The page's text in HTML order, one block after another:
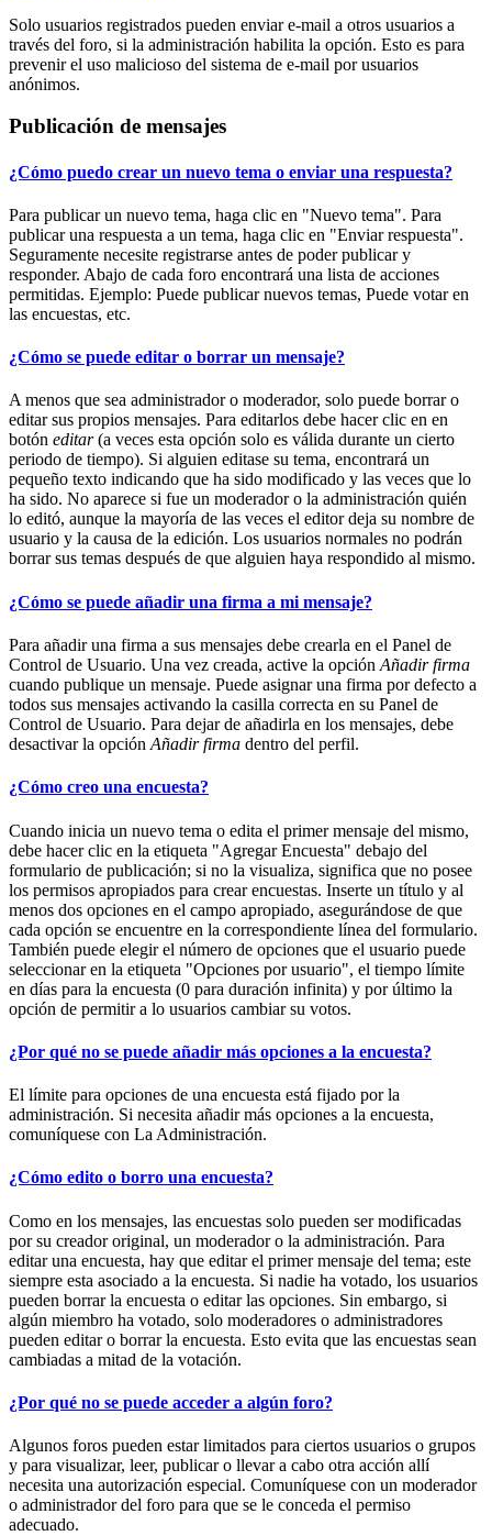
Solo usuarios registrados pueden enviar e-mail a otros usuarios a
través del foro, si la administración habilita la opción. Esto es para
prevenir el uso malicioso del sistema de e-mail por usuarios
anónimos.
Publicación de mensajes
¿Cómo puedo crear un nuevo tema o enviar una respuesta?
Para publicar un nuevo tema, haga clic en "Nuevo tema". Para
publicar una respuesta a un tema, haga clic en "Enviar respuesta".
Seguramente necesite registrarse antes de poder publicar y
responder. Abajo de cada foro encontrará una lista de acciones
permitidas. Ejemplo: Puede publicar nuevos temas, Puede votar en
las encuestas, etc.
¿Cómo se puede editar o borrar un mensaje?
A menos que sea administrador o moderador, solo puede borrar o
editar sus propios mensajes. Para editarlos debe hacer clic en en
botón editar(a veces esta opción solo es válida durante un cierto
periodo de tiempo). Si alguien editase su tema, encontrará un
pequeño texto indicando que ha sido modificado y las veces que lo
ha sido. No aparece si fue un moderador o la administración quién
lo editó, aunque la mayoría de las veces el editor deja su nombre de
usuario y la causa de la edición. Los usuarios normales no podrán
borrar sus temas después de que alguien haya respondido al mismo.
¿Cómo se puede añadir una firma a mi mensaje?
Para añadir una firma a sus mensajes debe crearla en el Panel de
Control de Usuario. Una vez creada, active la opción Añadir firma
cuando publique un mensaje. Puede asignar una firma por defecto a
todos sus mensajes activando la casilla correcta en su Panel de
Control de Usuario. Para dejar de añadirla en los mensajes, debe
desactivar la opción Añadir firma dentro del perfil.
¿Cómo creo una encuesta?
Cuando inicia un nuevo tema o edita el primer mensaje del mismo,
debe hacer clic en la etiqueta "Agregar Encuesta" debajo del
formulario de publicación; si no la visualiza, significa que no posee
los permisos apropiados para crear encuestas. Inserte un título y al
menos dos opciones en el campo apropiado, asegurándose de que
cada opción se encuentre en la correspondiente línea del formulario.
También puede elegir el número de opciones que el usuario puede
seleccionar en la etiqueta "Opciones por usuario", el tiempo límite
en días para la encuesta (0 para duración infinita) y por último la
opción de permitir a lo usuarios cambiar su votos.
¿Por qué no se puede añadir más opciones a la encuesta?
El límite para opciones de una encuesta está fijado por la
administración. Si necesita añadir más opciones a la encuesta,
comuníquese con La Administración.
¿Cómo edito o borro una encuesta?
Como en los mensajes, las encuestas solo pueden ser modificadas
por su creador original, un moderador o la administración. Para
editar una encuesta, hay que editar el primer mensaje del tema; este
siempre esta asociado a la encuesta. Si nadie ha votado, los usuarios
pueden borrar la encuesta o editar las opciones. Sin embargo, si
algún miembro ha votado, solo moderadores o administradores
pueden editar o borrar la encuesta. Esto evita que las encuestas sean
cambiadas a mitad de la votación.
¿Por qué no se puede acceder a algún foro?
Algunos foros pueden estar limitados para ciertos usuarios o grupos
y para visualizar, leer, publicar o llevar a cabo otra acción allí
necesita una autorización especial. Comuníquese con un moderador
o administrador del foro para que se le conceda el permiso
adecuado.